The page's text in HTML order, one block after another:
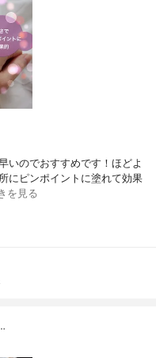
いのでおすすめです！ほどよ
にピンポイントに塗れて効果
を見る